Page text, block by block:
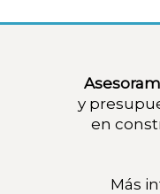
y
en
Más